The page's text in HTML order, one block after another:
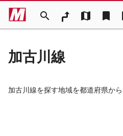
search map bookmark
加古川線
加古川線を探す地域を都道府県から